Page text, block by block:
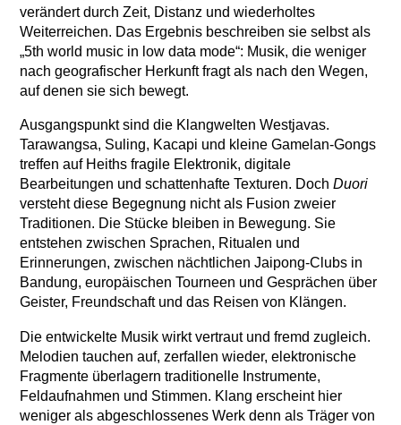
verändert durch Zeit, Distanz und wiederholtes
Weiterreichen. Das Ergebnis beschreiben sie selbst als
„5th world music in low data mode“: Musik, die weniger
nach geografischer Herkunft fragt als nach den Wegen,
auf denen sie sich bewegt.
Ausgangspunkt sind die Klangwelten Westjavas.
Tarawangsa, Suling, Kacapi und kleine Gamelan-Gongs
treffen auf Heiths fragile Elektronik, digitale
Bearbeitungen und schattenhafte Texturen. Doch Duori
versteht diese Begegnung nicht als Fusion zweier
Traditionen. Die Stücke bleiben in Bewegung. Sie
entstehen zwischen Sprachen, Ritualen und
Erinnerungen, zwischen nächtlichen Jaipong-Clubs in
Bandung, europäischen Tourneen und Gesprächen über
Geister, Freundschaft und das Reisen von Klängen.
Die entwickelte Musik wirkt vertraut und fremd zugleich.
Melodien tauchen auf, zerfallen wieder, elektronische
Fragmente überlagern traditionelle Instrumente,
Feldaufnahmen und Stimmen. Klang erscheint hier
weniger als abgeschlossenes Werk denn als Träger von